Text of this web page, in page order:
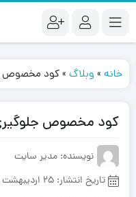
خانه » وبلاگ »کود مخصوص
کود مخصوص جلوگیری
نویسنده: مدیر سایت
تاریخ انتشار: 25 اردیبهشت 1402